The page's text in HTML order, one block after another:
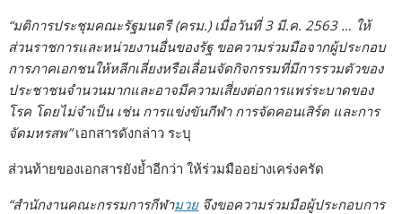
“มติการประชุมคณะรัฐมนตรี (ครม.) เมื่อวันที่ 3 มี.ค. 2563 … ให้
ส่วนราชการและหน่วยงานอื่นของรัฐ ขอความร่วมมือจากผู้ประกอบ
การภาคเอกชนให้หลีกเลี่ยงหรือเลื่อนจัดกิจกรรมที่มีการรวมตัวของ
ประชาชนจำนวนมากและอาจมีความเสี่ยงต่อการแพร่ระบาดของ
โรค โดยไม่จำเป็น เช่น การแข่งขันกีฬา การจัดคอนเสิร์ต และการ
จัดมหรสพ”เอกสารดังกล่าว ระบุ
ส่วนท้ายของเอกสารยังย้ำอีกว่า ให้ร่วมมืออย่างเคร่งครัด
“สำนักงานคณะกรรมการกีฬามวยจึงขอความร่วมมือผู้ประกอบการ